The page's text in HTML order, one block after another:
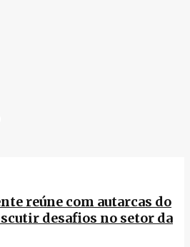
reúne com autarcas do
desafios no setor da